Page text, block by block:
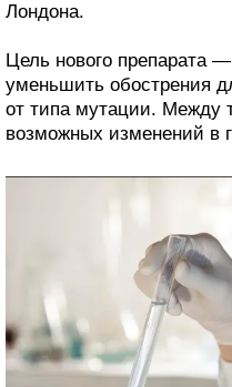
Лондона.
Цель нового препарата
уменьшить обострения
от типа мутации. Между
возможных изменений в